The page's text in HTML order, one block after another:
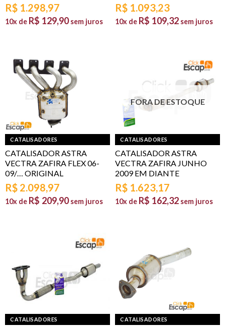
R$ 1.298,97
10x de R$ 129,90 sem juros
R$ 1.093,23
10x de R$ 109,32 sem juros
CATALISADORES
CATALISADOR ASTRA
VECTRA ZAFIRA FLEX 06-
09/… ORIGINAL
R$ 2.098,97
10x de R$ 209,90 sem juros
FORA DE ESTOQUE
CATALISADORES
CATALISADOR ASTRA
VECTRA ZAFIRA JUNHO
2009 EM DIANTE
R$ 1.623,17
10x de R$ 162,32 sem juros
CATALISADORES CATALISADORES